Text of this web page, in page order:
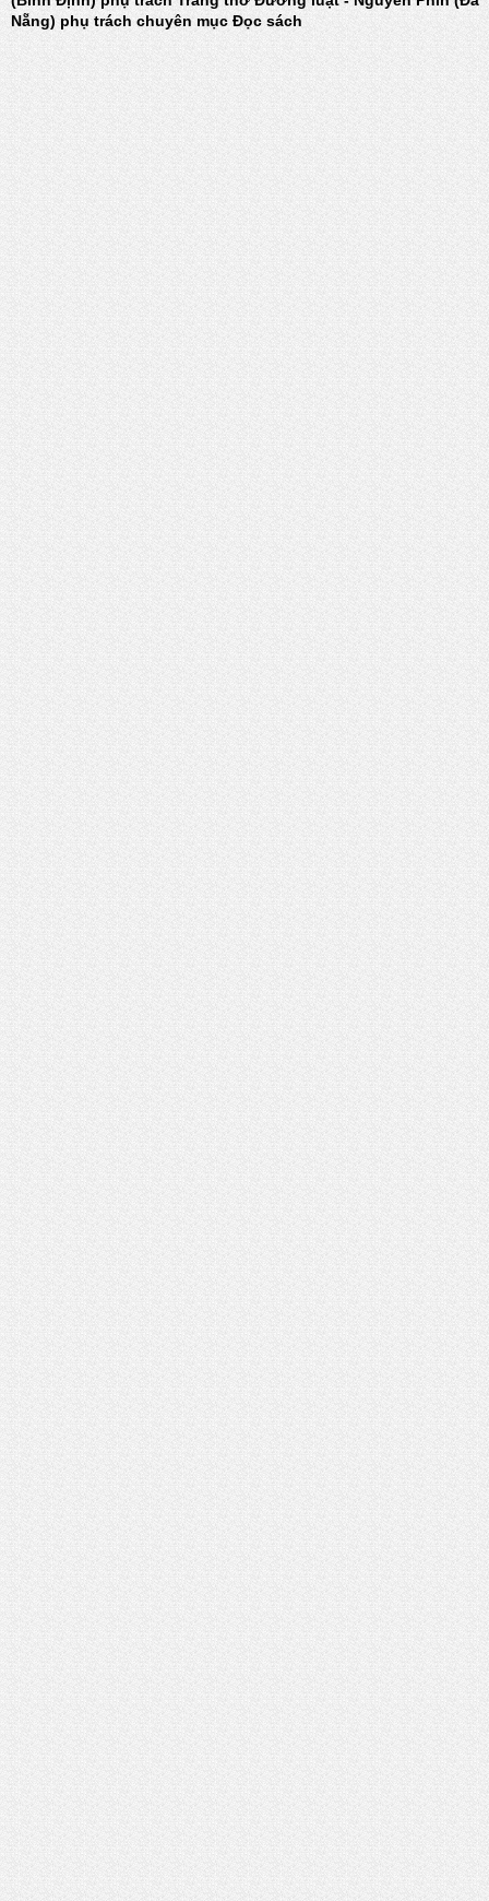
Nẵng) phụ trách chuyên mục Đọc sách